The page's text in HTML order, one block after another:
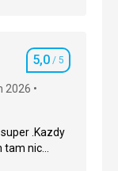
5,0/ 5
Hodnotenie
5,0 / 5
2026
.Kazdy
tam nic